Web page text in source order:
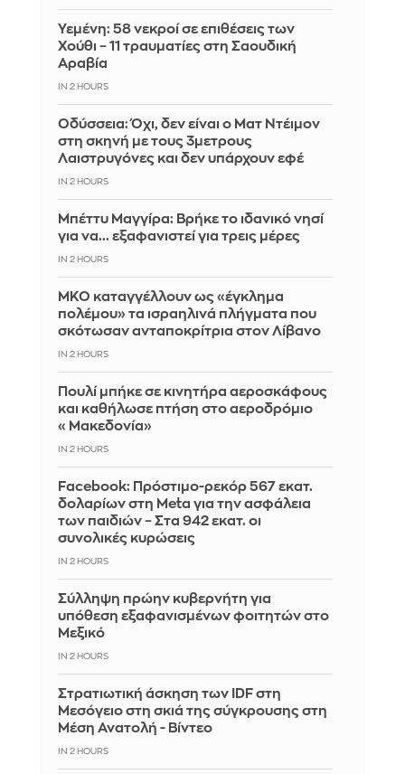
Υεμένη: 58 νεκροί σε επιθέσεις των
Χούθι – 11 τραυματίες στη Σαουδική
Αραβία
IN 2 HOURS
Οδύσσεια: Όχι, δεν είναι ο Ματ Ντέιμον
στη σκηνή με τους 3μετρους
Λαιστρυγόνες και δεν υπάρχουν εφέ
IN 2 HOURS
Μπέττυ Μαγγίρα: Βρήκε το ιδανικό νησί
για να... εξαφανιστεί για τρεις μέρες
IN 2 HOURS
ΜΚΟ καταγγέλλουν ως «έγκλημα
πολέμου» τα ισραηλινά πλήγματα που
σκότωσαν ανταποκρίτρια στον Λίβανο
IN 2 HOURS
Πουλί μπήκε σε κινητήρα αεροσκάφους
και καθήλωσε πτήση στο αεροδρόμιο
«Μακεδονία»
IN 2 HOURS
Facebook: Πρόστιμο-ρεκόρ 567 εκατ.
δολαρίων στη Meta για την ασφάλεια
των παιδιών – Στα 942 εκατ. οι
συνολικές κυρώσεις
IN 2 HOURS
Σύλληψη πρώην κυβερνήτη για
υπόθεση εξαφανισμένων φοιτητών στο
Μεξικό
IN 2 HOURS
Στρατιωτική άσκηση των IDF στη
Μεσόγειο στη σκιά της σύγκρουσης στη
Μέση Ανατολή - Βίντεο
IN 2 HOURS